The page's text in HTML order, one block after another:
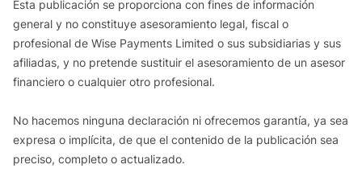
Esta publicación se proporciona con fines de información
general y no constituye asesoramiento legal, fiscal o
profesional de Wise Payments Limited o sus subsidiarias y sus
afiliadas, y no pretende sustituir el asesoramiento de un asesor
financiero o cualquier otro profesional.
No hacemos ninguna declaración ni ofrecemos garantía, ya sea
expresa o implícita, de que el contenido de la publicación sea
preciso, completo o actualizado.